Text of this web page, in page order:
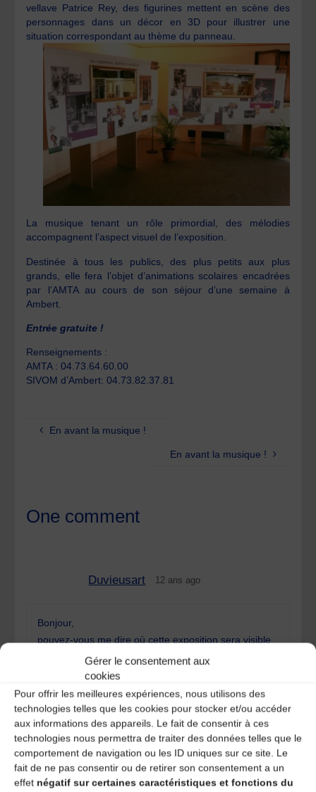
Gérer le consentement aux
cookies
Pour offrir les meilleures expériences, nous utilisons des
technologies telles que les cookies pour stocker et/ou accéder
aux informations des appareils. Le fait de consentir à ces
technologies nous permettra de traiter des données telles que le
comportement de navigation ou les ID uniques sur ce site. Le
fait de ne pas consentir ou de retirer son consentement a un
effet négatif sur certaines caractéristiques et fonctions du
vellave Patrice Rey, des figurines mettent en scène des
personnages dans un décor en 3D pour illustrer une
situation correspondant au thème du panneau.
La musique tenant un rôle primordial, des mélodies
accompagnent l’aspect visuel de l’exposition.
Destinée à tous les publics, des plus petits aux plus
grands, elle fera l’objet d’animations scolaires encadrées
par l’AMTA au cours de son séjour d’une semaine à
Ambert.
Entrée gratuite !
Renseignements :
AMTA : 04.73.64.60.00
SIVOM d’Ambert: 04.73.82.37.81
En avant la musique !
En avant la musique !
One comment
Duvieusart 12 ans ago
Bonjour,
pouvez-vous me dire où cette exposition sera visible
par la suite?
REPLY
Laisser un
commentaire